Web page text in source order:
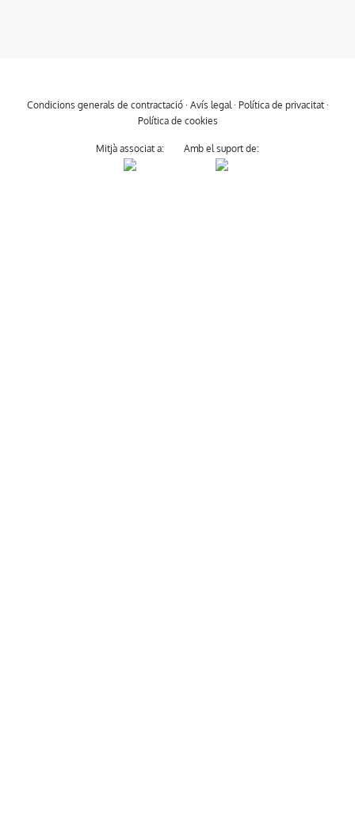
Condicions generals de contractació· Avís legal · Política de privacitat·
Política de cookies
Mitjà associat a: Amb el suport de: